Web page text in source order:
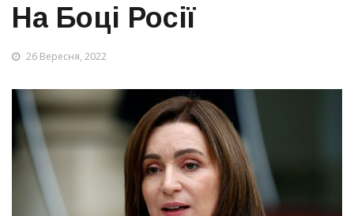
На Боці Росії
26 Вересня, 2022